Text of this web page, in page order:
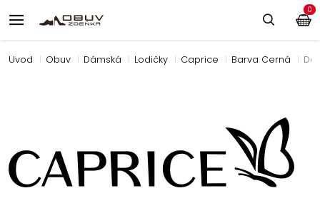
Úvod Obuv Dámská Lodičky Caprice Barva Černá
0